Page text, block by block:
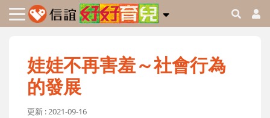
娃娃不再害羞～社會行為
的發展
更新 : 2021-09-16